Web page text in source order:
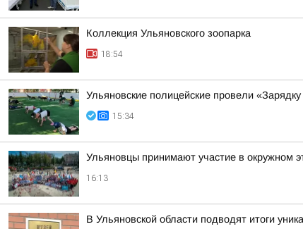
Коллекция Ульяновского зоопарка
18:54
Ульяновские полицейские провели
15:34
Ульяновцы принимают участие в
16:13
В Ульяновской области подводят итоги